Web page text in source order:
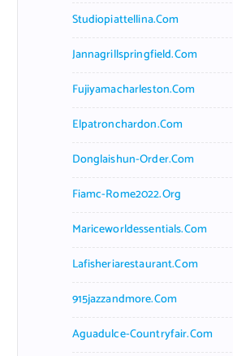
Studiopiattellina.com
Jannagrillspringfield.com
Fujiyamacharleston.com
Elpatronchardon.com
Donglaishun-Order.com
Fiamc-Rome2022.org
Mariceworldessentials.com
Lafisheriarestaurant.com
915jazzandmore.com
Aguadulce-Countryfair.com